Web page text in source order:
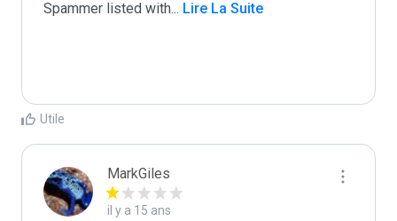
Spammer listed with... Lire La Suite
Utile
MarkGiles
il y a 15 ans